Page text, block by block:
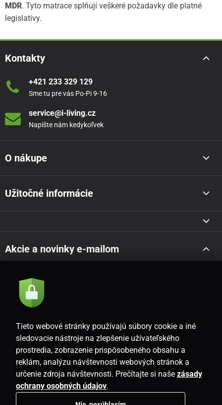
MDR. Tyto matrace splňují veškeré požadavky dle platné
legislativy.
Kontakty
+421 233 329 129
Sme tu pre vás Po-Pi 9-16
service@i-living.cz
Napíšte nám kedykoľvek
O nákupe
Užitočné informácie
Akcie a novinky e-mailom
Súhlasím so
SK
Tieto webové stránky používajú súbory cookie a iné
sledovacie nástroje na zlepšenie užívateľského
prostredia, zobrazenie prispôsobeného obsahu a
reklám, analýzu návštevnosti webových stránok a
určenie zdroja návštevnosti. Prečítajte si naše zásady
ochrany osobných údajov.